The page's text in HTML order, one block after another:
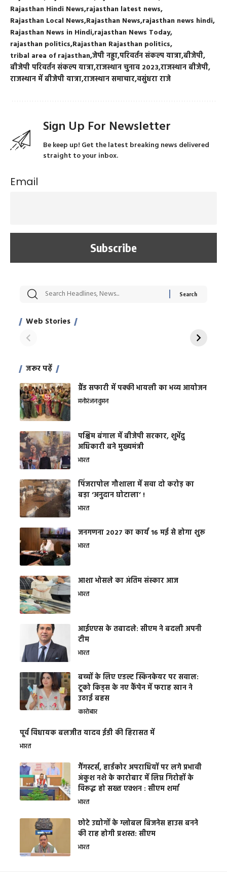
Rajasthan Hindi News rajasthan latest news
Rajasthan Local News Rajasthan News rajasthan news hindi
Rajasthan News in Hindi rajasthan News Today
rajasthan politics Rajasthan Rajasthan politics
tribal area of rajasthanजेपी नड्डापरिवर्तन संकल्प यात्राबीजेपी
बीजेपी परिवर्तन संकल्प यात्राराजस्थान चुनाव 2023 राजस्थान बीजेपी
राजस्थान में बीजेपी यात्राराजस्थान समाचारवसुंधरा राजे
Sign Up For Newsletter
Be keep up! Get the latest breaking news delivered
straight to your inbox.
Email
Web Stories
सट्टेबाजी में अरेस्ट हुए
साहिल खान
रोज एक कच्चे लहसुन
जरूर पढ़ें
ग्रैंड सफारी में पक्की भायली का भव्य आयोजन
मनोरंजनवुमन
पश्चिम बंगाल में बीजेपी सरकार, शुभेंदु
अधिकारी बने मुख्यमंत्री
भारत
​पिंजरापोल गौशाला में सवा दो करोड़ का
बड़ा ‘अनुदान घोटाला’ !
भारत
जनगणना 2027 का कार्य 16 मई से होगा शुरू
भारत
आशा भोसले का अंतिम संस्कार आज
भारत
आईएएस के तबादले: सीएम ने बदली अपनी
टीम
भारत
बच्चों के लिए एडल्ट स्किनकेयर पर सवाल:
टूको किड्स के नए कैंपेन में फराह खान ने
उठाई बहस
कारोबार
पूर्व विधायक बलजीत यादव ईडी की हिरासत में
भारत
गैंगस्टर्स, हार्डकोर अपराधियों पर लगे प्रभावी
अंकुश नशे के कारोबार में लिप्त गिरोहों के
विरूद्ध हो सख्त एक्शन : सीएम शर्मा
भारत
छोटे उद्योगों के ग्लोबल बिजनेस हाउस बनने
की राह होगी प्रशस्त: सीएम
भारत